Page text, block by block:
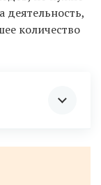
деятельность,
количество
включая